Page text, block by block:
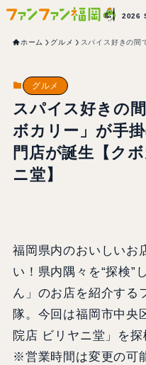
2026
ホーム グルメ スパイス好きの間
グルメ
スパイス好きの
ボカリー」が手
門店が誕生【ク
ニ堂】
福岡県内のおいしいお
い！県内隅々を“探検”
ん」のお店を紹介する
隊。今回は福岡市中央
院店 ビリヤニ堂」を
※営業時間は変更の可